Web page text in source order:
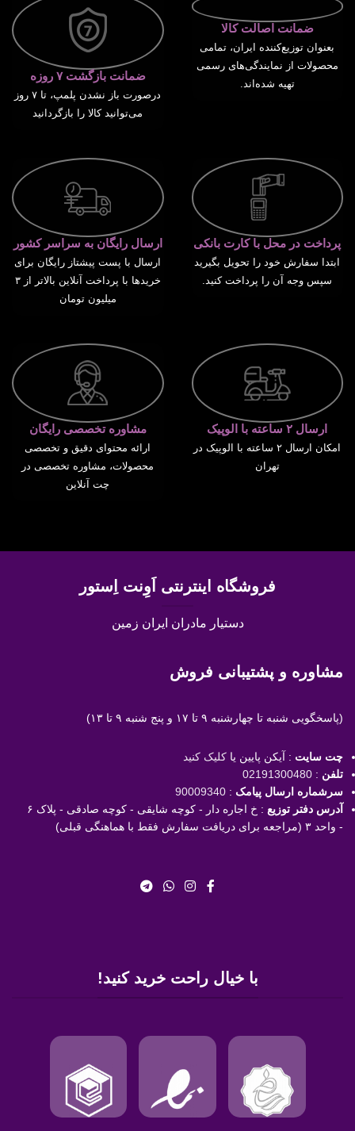
ضمانت اصالت کالا
بعنوان توزیع‌کننده ایران، تمامی
محصولات از نمایندگی‌های رسمی
تهیه شده‌اند.
ضمانت بازگشت ۷ روزه
درصورت باز نشدن پلمپ، تا ۷ روز
می‌توانید کالا را بازگردانید
پرداخت در محل با کارت بانکی
ابتدا سفارش خود را تحویل بگیرید
سپس وجه آن را پرداخت کنید.
ارسال رایگان به سراسر کشور
ارسال با پست پیشتاز رایگان برای
خریدها با پرداخت آنلاین بالاتر از ۳
میلیون تومان
ارسال ۲ ساعته با الوپیک
امکان ارسال ۲ ساعته با الوپیک در
تهران
مشاوره تخصصی رایگان
ارائه محتوای دقیق و تخصصی
محصولات، مشاوره تخصصی در
چت آنلاین
فروشگاه اینترنتی اَوِنت اِستور
دستیار مادران ایران زمین
مشاوره و پشتیبانی فروش
(پاسخگویی شنبه تا چهارشنبه ۹ تا ۱۷ و پنج شنبه ۹ تا ۱۳)
چت سایت : آیکن پایین یا کلیک کنید
تلفن :
02191300480
سرشماره ارسال پیامک :
90009340
آدرس دفتر توزیع
: خ اجاره دار - کوچه شایقی - کوچه صادقی - پلاک ۶
- واحد ۳ (مراجعه برای دریافت سفارش فقط با هماهنگی قبلی)
با خیال راحت خرید کنید!